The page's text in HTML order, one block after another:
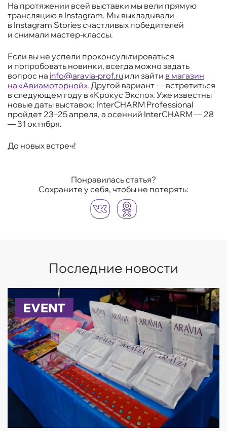
На протяжении всей выставки мы вели прямую
трансляцию в Instagram. Мы выкладывали
в Instagram Stories счастливых победителей
и снимали мастер-классы.
Если вы не успели проконсультироваться
и попробовать новинки, всегда можно задать
вопрос на info@aravia-prof.ru или зайти в магазин
на «Авиамоторной». Другой вариант — встретиться
в следующем году в «Крокус Экспо». Уже известны
новые даты выставок: InterCHARM Professional
пройдет 23–25 апреля, а осенний InterCHARM — 28
— 31 октября.
До новых встреч!
Понравилась статья?
Сохраните у себя, чтобы не потерять:
Последние новости
EVENT